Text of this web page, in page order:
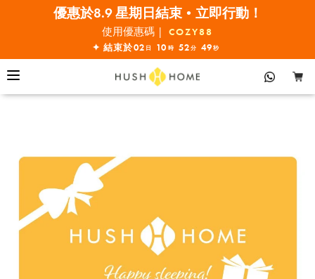
優惠於8.9 星期日結束•立即行動！
全線7折!
使用優惠碼 | COZY88
✦ 結束於02 日 10 時 52 分 49 秒
Hush Home 禮品卡 立即選購